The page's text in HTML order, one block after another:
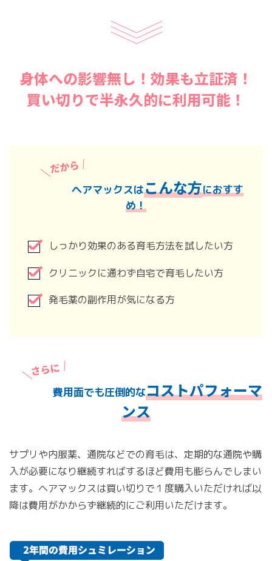
身体への影響無し！効果も立証済！
買い切りで半永久的に利用可能！
ヘアマックスはこんな方におすす
め！
しっかり効果のある育毛方法を試したい方
クリニックに通わず自宅で育毛したい方
発毛薬の副作用が気になる方
費用面でも圧倒的なコストパフォーマ
ンス
サプリや内服薬、通院などでの育毛は、定期的な通院や購
入が必要になり継続すればするほど費用も膨らんでしまい
ます。ヘアマックスは買い切りで１度購入いただければ以
降は費用がかからず継続的にご利用いただけます。